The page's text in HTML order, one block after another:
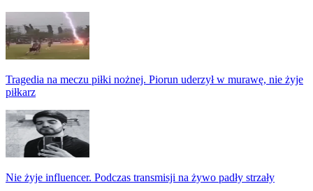
Tragedia na meczu piłki nożnej. Piorun uderzył w murawę, nie żyje
piłkarz
Nie żyje influencer. Podczas transmisji na żywo padły strzały